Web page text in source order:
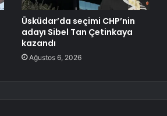
Üsküdar’da seçimi CHP’nin
adayı Sibel Tan Çetinkaya
kazandı
Ağustos 6, 2026